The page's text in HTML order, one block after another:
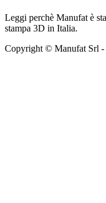
Leggi perchè Manufat è
stampa 3D in Italia.
Copyright © Manufat Srl -